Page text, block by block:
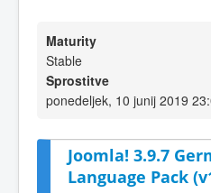
Maturity
Stable
Sprostitve
ponedeljek, 10 junij 2019
Joomla! 3.9.7
Language Pack